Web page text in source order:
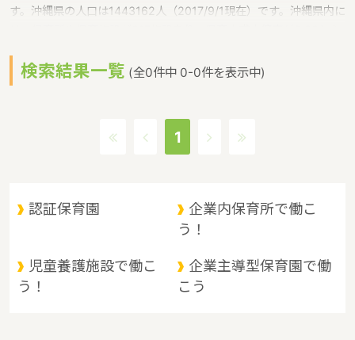
す。沖縄県の人口は1443162人（2017/9/1現在）です。沖縄県内に
家賃相場：9.1万円（2017年10月賃貸住宅 D-room調べ）沖縄県
は、東京からは1600キロ。沖縄最西端の与那国島から台湾までは
然、文化、産業もこうした地理的環境に大きな影響を受けていると
検索結果一覧 (全0件中 0-0件を表示中)
1
認証保育園
企業内保育所で働こ
う！
児童養護施設で働こ
う！
企業主導型保育園で働
こう